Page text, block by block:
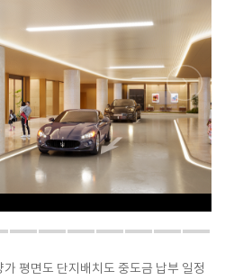
평면도 단지배치도 중도금 납부 일정